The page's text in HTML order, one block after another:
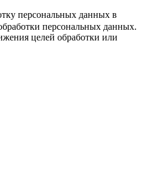
персональных данных в
персональных данных.
целей обработки или